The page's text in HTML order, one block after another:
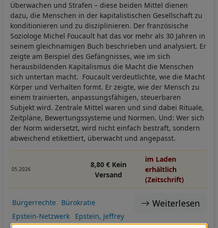
Überwachen und Strafen – diese beiden Mittel dienen
dazu, die Menschen in der kapitalistischen Gesellschaft zu
konditionieren und zu disziplinieren. Der französische
Soziologe Michel Foucault hat das vor mehr als 30 Jahren in
seinem gleichnamigen Buch beschrieben und analysiert. Er
zeigte am Beispiel des Gefängnisses, wie im sich
herausbildenden Kapitalismus die Macht die Menschen
sich untertan macht. Foucault verdeutlichte, wie die Macht
Körper und Verhalten formt. Er zeigte, wie der Mensch zu
einem trainierten, anpassungsfähigen, steuerbaren
Subjekt wird. Zentrale Mittel waren und sind dabei Rituale,
Zeitpläne, Bewertungssysteme und Normen. Und: Wer sich
der Norm widersetzt, wird nicht einfach bestraft, sondern
abweichend etikettiert, überwacht und angepasst.
05.2026
8,80 € Kein
Versand
im Laden
erhältlich
(Zeitschrift)
Weiterlesen
Bürgerrechte
Bürokratie
Epstein-Netzwerk
Epstein, Jeffrey